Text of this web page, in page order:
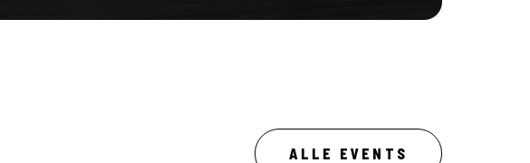
ALLE EVENTS